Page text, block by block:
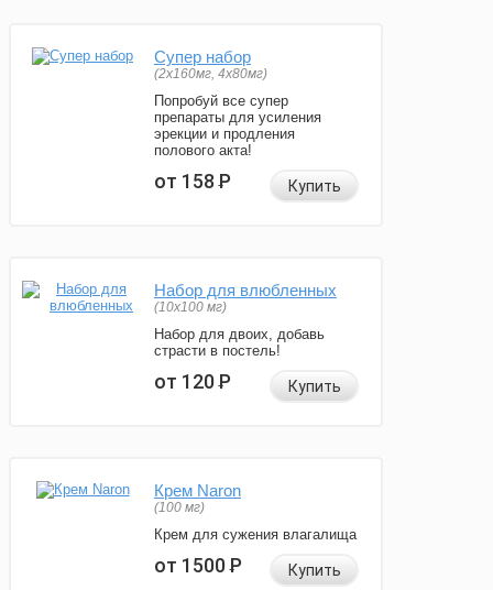
Супер набор
(2х160мг, 4х80мг)
Попробуй все супер
препараты для усиления
эрекции и продления
полового акта!
от 158Р Купить
Набор для влюбленных
(10х100 мг)
Набор для двоих, добавь
страсти в постель!
от 120Р Купить
Крем Naron
(100 мг)
Крем для сужения влагалища
от 1500Р Купить